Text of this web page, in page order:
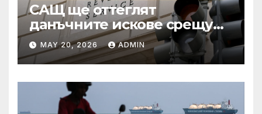
САЩ ще оттеглят
данъчните искове срещу
Тръмп „завинаги“ в
сделката за съдебно дело с
IRS
MAY 20, 2026 ADMIN